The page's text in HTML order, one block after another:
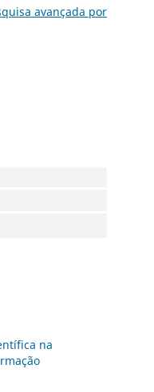
avançada por
na